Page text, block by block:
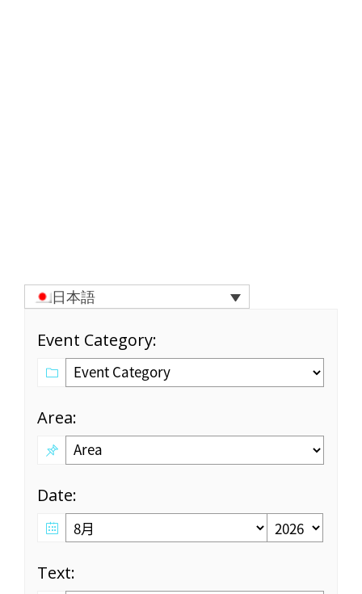
日本語
Event Category:
Area:
Date:
Text: